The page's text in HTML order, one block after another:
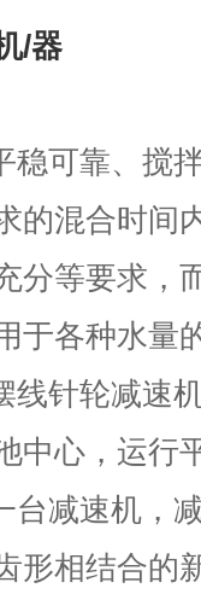
/器
稳可靠、搅
的混合时间
分等要求，
于各种水量
线针轮减速
中心，运行
台减速机，
形相结合的